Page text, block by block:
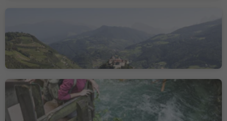
Sabiona/Kloster Säben
Gilfenklamm Gorge